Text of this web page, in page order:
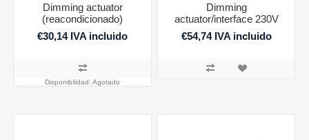
Dimming actuator
(reacondicionado)
€30,14 IVA incluido
Disponibilidad: Agotado
Dimming
actuator/interface 230V
€54,74 IVA incluido